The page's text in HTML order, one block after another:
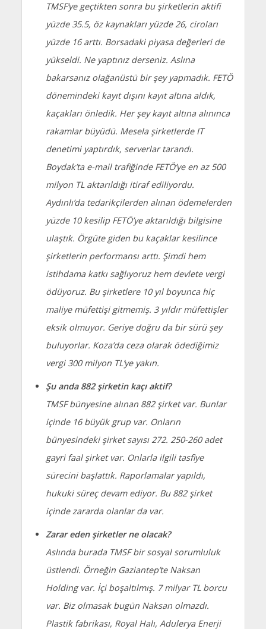
TMSF’ye geçtikten sonra bu şirketlerin aktifi
yüzde 35.5, öz kaynakları yüzde 26, ciroları
yüzde 16 arttı. Borsadaki piyasa değerleri de
yükseldi. Ne yaptınız derseniz. Aslına
bakarsanız olağanüstü bir şey yapmadık. FETÖ
dönemindeki kayıt dışını kayıt altına aldık,
kaçakları önledik. Her şey kayıt altına alınınca
rakamlar büyüdü. Mesela şirketlerde IT
denetimi yaptırdık, serverlar tarandı.
Boydak’ta e-mail trafiğinde FETÖ’ye en az 500
milyon TL aktarıldığı itiraf ediliyordu.
Aydınlı’da tedarikçilerden alınan ödemelerden
yüzde 10 kesilip FETÖ’ye aktarıldığı bilgisine
ulaştık. Örgüte giden bu kaçaklar kesilince
şirketlerin performansı arttı. Şimdi hem
istihdama katkı sağlıyoruz hem devlete vergi
ödüyoruz. Bu şirketlere 10 yıl boyunca hiç
maliye müfettişi gitmemiş. 3 yıldır müfettişler
eksik olmuyor. Geriye doğru da bir sürü şey
buluyorlar. Koza’da ceza olarak ödediğimiz
vergi 300 milyon TL’ye yakın.
Şu anda 882 şirketin kaçı aktif?
TMSF bünyesine alınan 882 şirket var. Bunlar
içinde 16 büyük grup var. Onların
bünyesindeki şirket sayısı 272. 250-260 adet
gayri faal şirket var. Onlarla ilgili tasfiye
sürecini başlattık. Raporlamalar yapıldı,
hukuki süreç devam ediyor. Bu 882 şirket
içinde zararda olanlar da var.
Zarar eden şirketler ne olacak?
Aslında burada TMSF bir sosyal sorumluluk
üstlendi. Örneğin Gaziantep’te Naksan
Holding var. İçi boşaltılmış. 7 milyar TL borcu
var. Biz olmasak bugün Naksan olmazdı.
Plastik fabrikası, Royal Halı, Adulerya Enerji